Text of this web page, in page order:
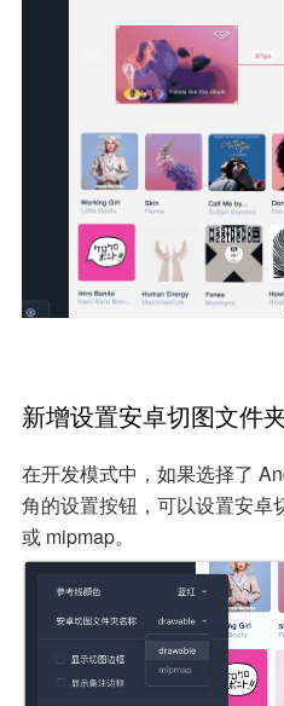
新增设置安卓切图文件
在开发模式中，如果选择了
角的设置按钮，可以设置安卓
或 mipmap。